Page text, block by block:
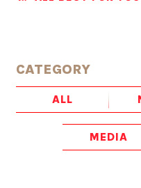
CATEGORY
ALL
MEDIA